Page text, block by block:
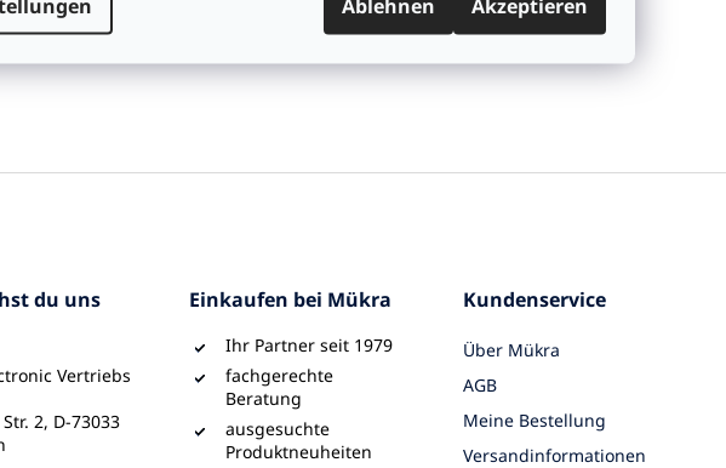
Ablehnen Akzeptieren
du uns
Vertriebs
2, D-73033
Einkaufen bei Mükra
Ihr Partner seit 1979
fachgerechte
Beratung
ausgesuchte
Produktneuheiten
Kundenservice
Über Mükra
AGB
Meine Bestellung
Versandinformationen